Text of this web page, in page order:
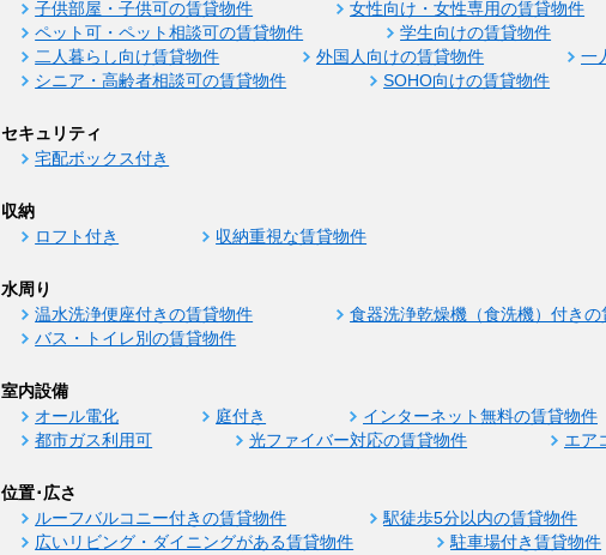
子供部屋・子供可の賃貸物件 女性向け・女性専用の賃貸物件
ペット可・ペット相談可の賃貸物件
学生向けの賃貸物件
二人暮らし向け賃貸物件
外国人向けの賃貸物件
一
シニア・高齢者相談可の賃貸物件
SOHO向けの賃貸物件
セキュリティ
宅配ボックス付き
収納
ロフト付き 収納重視な賃貸物件
水周り
温水洗浄便座付きの賃貸物件 食器洗浄乾燥機（食洗機）付きの
バス・トイレ別の賃貸物件
室内設備
オール電化 庭付き インターネット無料の賃貸物件
都市ガス利用可
光ファイバー対応の賃貸物件 エア
位置･広さ
ルーフバルコニー付きの賃貸物件 駅徒歩5分以内の賃貸物件
広いリビング・ダイニングがある賃貸物件
駐車場付き賃貸物件